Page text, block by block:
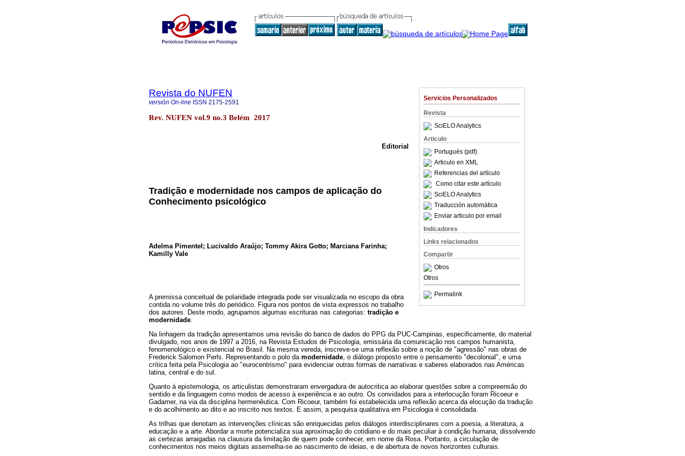
Servicios Personalizados
Revista
SciELO Analytics
Articulo
Portugués (pdf)
Articulo en XML
Referencias del artículo
Como citar este artículo
SciELO Analytics
Traducción automática
Enviar articulo por email
Indicadores
Links relacionados
Compartir
Otros
Otros
Permalink
Revista do NUFEN
versión On-line ISSN 2175-2591
Rev. NUFEN vol.9 no.3 Belém 2017
Editorial
Tradição e modernidade nos campos de aplicação do
Conhecimento psicológico
Adelma Pimentel; Lucivaldo Araújo; Tommy Akira Gotto; Marciana Farinha;
Kamilly Vale
A premissa conceitual de polaridade integrada pode ser visualizada no escopo da obra
contida no volume três do periódico. Figura nos pontos de vista expressos no trabalho
dos autores. Deste modo, agrupamos algumas escrituras nas categorias: tradição e
modernidade
Na linhagem da tradição apresentamos uma revisão do banco de dados do PPG da PUC-Campinas, especificamente, do material
divulgado, nos anos de 1997 a 2016, na Revista Estudos de Psicologia, emissária da comunicação nos campos humanista,
fenomenológico e existencial no Brasil. Na mesma vereda, inscreve-se uma reflexão sobre a noção de "agressão" nas obras de
Frederick Salomon Perls. Representando o polo da modernidade , o diálogo proposto entre o pensamento "decolonial", e uma
crítica feita pela Psicologia ao "eurocentrismo" para evidenciar outras formas de narrativas e saberes elaborados nas Américas
latina, central e do sul.
Quanto à epistemologia, os articulistas demonstraram envergadura de autocritica ao elaborar questões sobre a compreensão do
sentido e da linguagem como modos de acesso à experiência e ao outro. Os convidados para a interlocução foram Ricoeur e
Gadamer, na via da disciplina hermenêutica. Com Ricoeur, também foi estabelecida uma reflexão acerca da elocução da tradução
e do acolhimento ao dito e ao inscrito nos textos. E assim, a pesquisa qualitativa em Psicologia é consolidada.
As trilhas que denotam as intervenções clínicas são enriquecidas pelos diálogos interdisciplinares com a poesia, a literatura, a
educação e a arte. Abordar a morte potencializa sua aproximação do cotidiano e do mais peculiar à condição humana, dissolvendo
as certezas arraigadas na clausura da limitação de quem pode conhecer, em nome da Rosa. Portanto, a circulação de
conhecimentos nos meios digitais assemelha-se ao nascimento de ideias, e de abertura de novos horizontes culturais.